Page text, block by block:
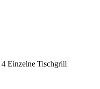
Einzelne Tischgrill